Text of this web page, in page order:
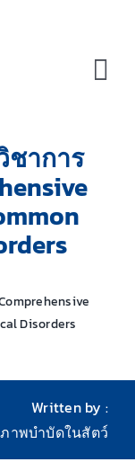
ชาการ
Disorders
Written by :
าพบำบัดในสัตว์